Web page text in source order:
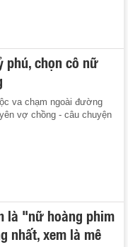
phú, chọn cô nữ
va chạm ngoài đường
vợ chồng - câu chuyện
là "nữ hoàng phim
nhất, xem là mê